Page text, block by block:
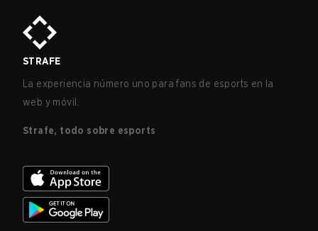
STRAFE
La experiencia número uno para fans de esports en la
web y móvil.
Strafe, todo sobre esports